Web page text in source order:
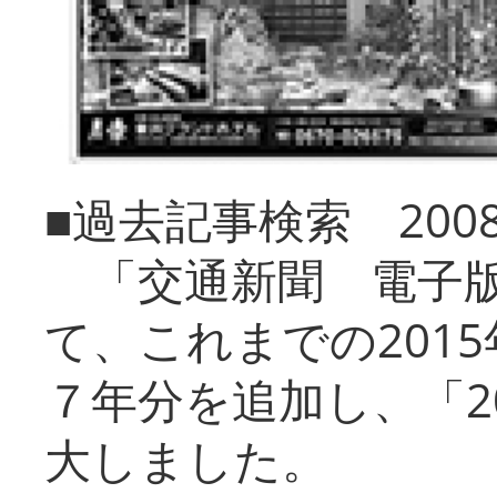
■過去記事検索
「交通新聞 電子
て、これまでの
７年分を追加し、「
大しまし